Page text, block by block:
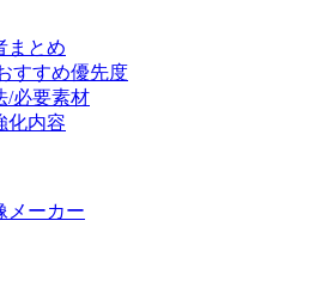
まとめ
すすめ優先度
/必要素材
化内容
メーカー